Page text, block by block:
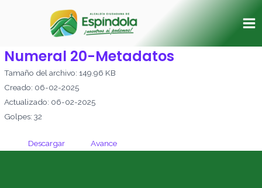
Numeral 20-Metadatos
Tamaño del archivo: 149.96 KB
Creado: 06-02-2025
Actualizado: 06-02-2025
Golpes: 32
Descargar Avance